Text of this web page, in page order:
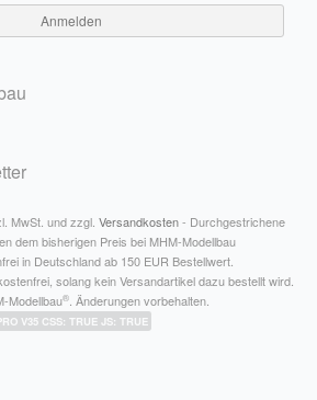
Anmelden
MwSt. und zzgl. Versandkosten- Durchgestrichene
dem bisherigen Preis bei MHM-Modellbau
in Deutschland ab 150 EUR Bestellwert.
solang kein Versandartikel dazu bestellt wird.
Modellbau®. Änderungen vorbehalten.
V35 CSS: TRUE JS: TRUE